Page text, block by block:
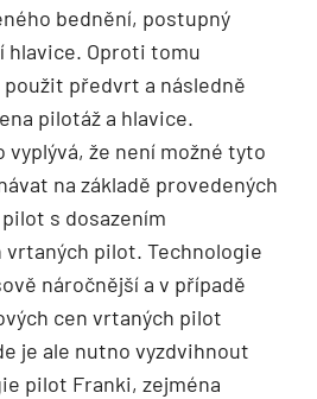
bednění, postupný
hlavice. Oproti tomu
předvrt a násled­ně
pilotáž a hlavice.
vyplývá, že není možné tyto
na základě provedených
s dosazením
vrtaných pilot. Technologie
náročnější a v případě
cen vrtaných pilot
je ale nutno vyzdvihnout
pilot Franki, zejména